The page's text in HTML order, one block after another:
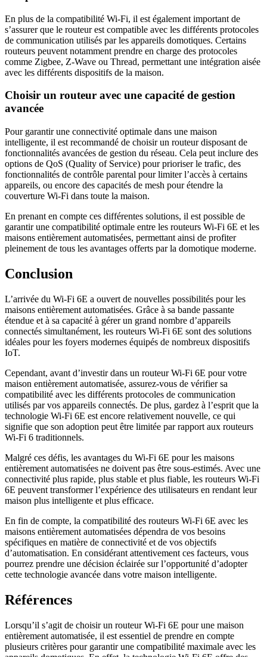
En plus de la compatibilité Wi-Fi, il est également important de
s’assurer que le routeur est compatible avec les différents protocoles
de communication utilisés par les appareils domotiques. Certains
routeurs peuvent notamment prendre en charge des protocoles
comme Zigbee, Z-Wave ou Thread, permettant une intégration aisée
avec les différents dispositifs de la maison.
Choisir un routeur avec une capacité de gestion
avancée
Pour garantir une connectivité optimale dans une maison
intelligente, il est recommandé de choisir un routeur disposant de
fonctionnalités avancées de gestion du réseau. Cela peut inclure des
options de QoS (Quality of Service) pour prioriser le trafic, des
fonctionnalités de contrôle parental pour limiter l’accès à certains
appareils, ou encore des capacités de mesh pour étendre la
couverture Wi-Fi dans toute la maison.
En prenant en compte ces différentes solutions, il est possible de
garantir une compatibilité optimale entre les routeurs Wi-Fi 6E et les
maisons entièrement automatisées, permettant ainsi de profiter
pleinement de tous les avantages offerts par la domotique moderne.
Conclusion
L’arrivée du Wi-Fi 6E a ouvert de nouvelles possibilités pour les
maisons entièrement automatisées. Grâce à sa bande passante
étendue et à sa capacité à gérer un grand nombre d’appareils
connectés simultanément, les routeurs Wi-Fi 6E sont des solutions
idéales pour les foyers modernes équipés de nombreux dispositifs
IoT.
Cependant, avant d’investir dans un routeur Wi-Fi 6E pour votre
maison entièrement automatisée, assurez-vous de vérifier sa
compatibilité avec les différents protocoles de communication
utilisés par vos appareils connectés. De plus, gardez à l’esprit que la
technologie Wi-Fi 6E est encore relativement nouvelle, ce qui
signifie que son adoption peut être limitée par rapport aux routeurs
Wi-Fi 6 traditionnels.
Malgré ces défis, les avantages du Wi-Fi 6E pour les maisons
entièrement automatisées ne doivent pas être sous-estimés. Avec une
connectivité plus rapide, plus stable et plus fiable, les routeurs Wi-Fi
6E peuvent transformer l’expérience des utilisateurs en rendant leur
maison plus intelligente et plus efficace.
En fin de compte, la compatibilité des routeurs Wi-Fi 6E avec les
maisons entièrement automatisées dépendra de vos besoins
spécifiques en matière de connectivité et de vos objectifs
d’automatisation. En considérant attentivement ces facteurs, vous
pourrez prendre une décision éclairée sur l’opportunité d’adopter
cette technologie avancée dans votre maison intelligente.
Références
Lorsqu’il s’agit de choisir un routeur Wi-Fi 6E pour une maison
entièrement automatisée, il est essentiel de prendre en compte
plusieurs critères pour garantir une compatibilité maximale avec les